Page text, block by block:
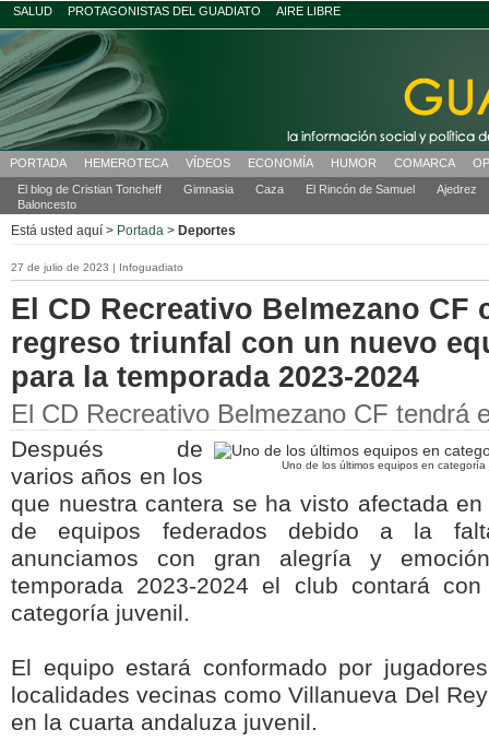
SALUD PROTAGONISTAS DEL GUADIATO AIRE LIBRE
PORTADA HEMEROTECA VÍDEOS ECONOMÍA HUMOR COMARCA
El blog de Cristian Toncheff
Gimnasia Caza El Rincón de Samuel
Ajedrez
Baloncesto
Está usted aquí > Portada > Deportes
27 de julio de 2023 | Infoguadiato
El CD Recreativo Belmezano CF
regreso triunfal con un nuevo
para la temporada 2023-2024
El CD Recreativo Belmezano CF tendrá
Uno de los últimos equipos en
Después de
varios años en los
que nuestra cantera se ha visto afectada
de equipos federados debido a la
anunciamos con gran alegría y
temporada 2023-2024 el club contará
categoría juvenil.
El equipo estará conformado por
localidades vecinas como Villanueva Del
en la cuarta andaluza juvenil.